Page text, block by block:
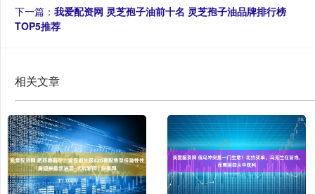
下一篇： 我爱配资网 灵芝孢子油前十名 灵芝孢子油品牌排行榜
TOP5推荐
相关文章